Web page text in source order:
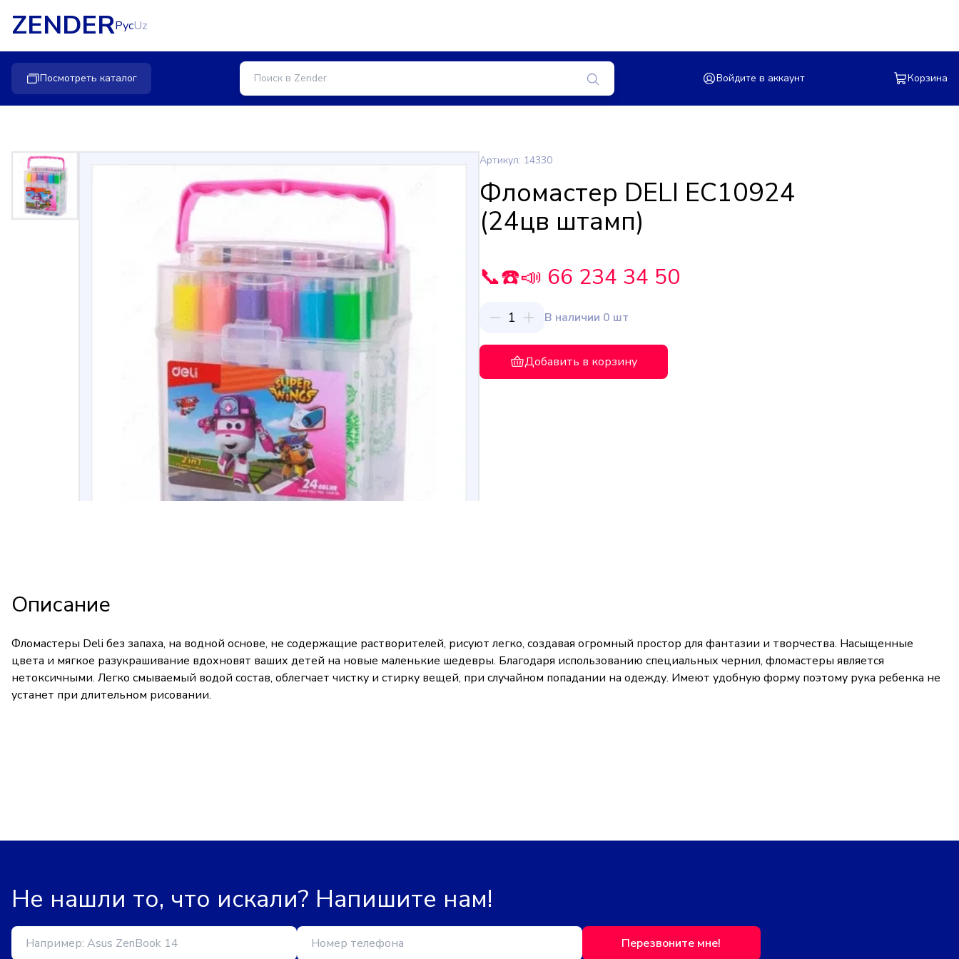
ZENDERРусUz
Посмотреть каталог Войдите в аккаунт Корзина
Артикул: 14330
Фломастер DELI ЕC10924
(24цв штамп)
📞☎️📣 66 234 34 50
1 В наличии 0 шт
Добавить в корзину
Описание
Фломастеры Deli без запаха, на водной основе, не содержащие растворителей, рисуют легко, создавая огромный простор для фантазии и творчества. Насыщенные
цвета и мягкое разукрашивание вдохновят ваших детей на новые маленькие шедевры. Благодаря использованию специальных чернил, фломастеры является
нетоксичными. Легко смываемый водой состав, облегчает чистку и стирку вещей, при случайном попадании на одежду. Имеют удобную форму поэтому рука ребенка не
устанет при длительном рисовании.
Не нашли то, что искали? Напишите нам!
Перезвоните мне!